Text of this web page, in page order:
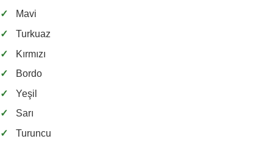
✓
Mavi
✓
Turkuaz
✓
Kırmızı
✓
Bordo
✓
Yeşil
✓
Sarı
✓
Turuncu